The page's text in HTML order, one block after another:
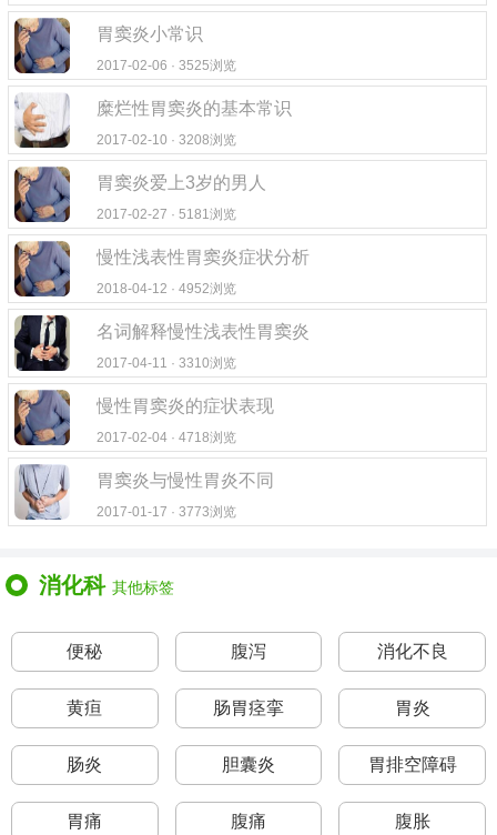
胃窦炎小常识
2017-02-06 · 3525浏览
糜烂性胃窦炎的基本常识
2017-02-10 · 3208浏览
胃窦炎爱上3岁的男人
2017-02-27 · 5181浏览
慢性浅表性胃窦炎症状分析
2018-04-12 · 4952浏览
名词解释慢性浅表性胃窦炎
2017-04-11 · 3310浏览
慢性胃窦炎的症状表现
2017-02-04 · 4718浏览
胃窦炎与慢性胃炎不同
2017-01-17 · 3773浏览
消化科 其他标签
便秘 腹泻 消化不良
黄疸 肠胃痉挛 胃炎
肠炎 胆囊炎 胃排空障碍
胃痛 腹痛 腹胀